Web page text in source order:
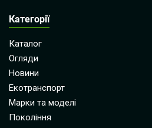
Категорії
Каталог
Огляди
Новини
Екотранспорт
Марки та моделі
Покоління